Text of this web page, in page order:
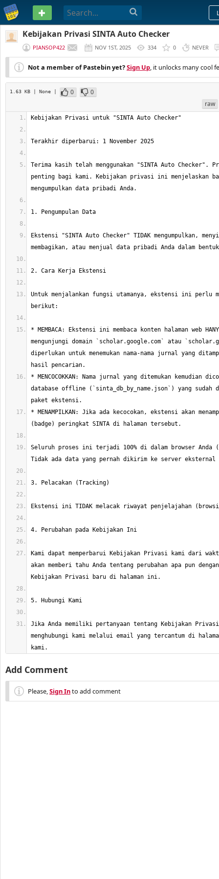
PASTEBIN
Kebijakan Privasi SINTA Auto Checker
PIANSOP422 NOV 1ST, 2025 334 0 NEVER
Not a member of Pastebin yet?Sign Up, it unlocks many cool
1.63 KB | None | 0
0
raw
Terima kasih telah menggunakan "SINTA Auto Checker".
penting bagi kami. Kebijakan privasi ini menjelaskan
Ekstensi "SINTA Auto Checker" TIDAK mengumpulkan,
Untuk menjalankan fungsi utamanya, ekstensi ini perlu
* MEMBACA: Ekstensi ini membaca konten halaman web
mengunjungi domain `scholar.google.com` atau
diperlukan untuk menemukan nama-nama jurnal yang
* MENCOCOKKAN: Nama jurnal yang ditemukan kemudian
database offline (`sinta_db_by_name.json`) yang sudah
* MENAMPILKAN: Jika ada kecocokan, ekstensi akan
Seluruh proses ini terjadi 100% di dalam browser Anda
Kami dapat memperbarui Kebijakan Privasi kami dari
akan memberi tahu Anda tentang perubahan apa pun
Jika Anda memiliki pertanyaan tentang Kebijakan
menghubungi kami melalui email yang tercantum di
kami.
Add Comment
Please,Sign Into add comment